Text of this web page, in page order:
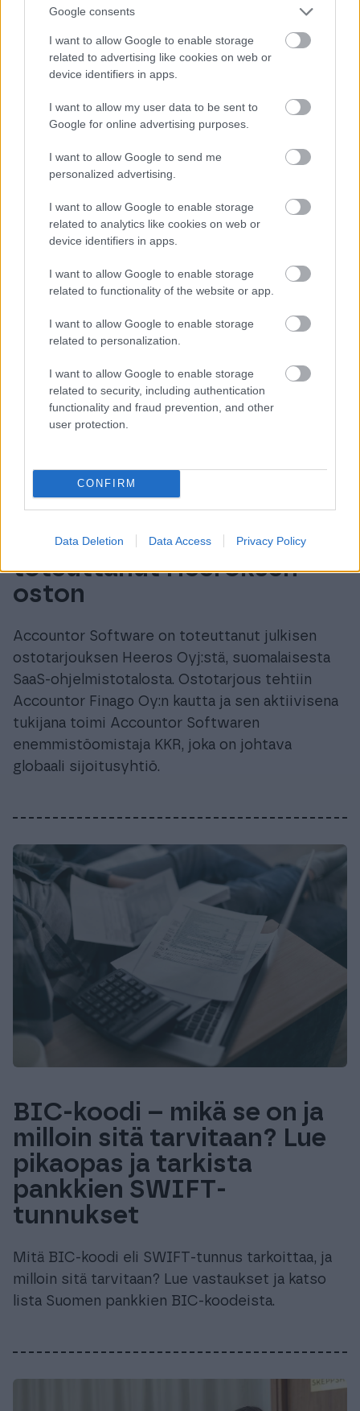
Google consents
I want to allow Google to enable storage
related to advertising like cookies on web or
device identifiers in apps.
I want to allow my user data to be sent to
Google for online advertising purposes.
I want to allow Google to send me
personalized advertising.
I want to allow Google to enable storage
related to analytics like cookies on web or
device identifiers in apps.
I want to allow Google to enable storage
related to functionality of the website or app.
I want to allow Google to enable storage
related to personalization.
I want to allow Google to enable storage
related to security, including authentication
functionality and fraud prevention, and other
user protection.
CONFIRM
Data Deletion Data Access Privacy Policy
tulevaisuutta – vuoden
2024
vastuullisuustuloksemme
Isolta tukee nykyisen ja tulevan
yritysvastuullisuuteen liittyvän lainsäädännön
noudattamista. Lue Isoltan vuoden 2024
Accountor Software on
toteuttanut Heeroksen
oston
Accountor Software on toteuttanut julkisen
ostotarjouksen Heeros Oyj:stä, suomalaisesta
SaaS-ohjelmistotalosta. Ostotarjous tehtiin
Accountor Finago Oy:n kautta ja sen aktiivisena
tukijana toimi Accountor Softwaren
enemmistöomistaja KKR, joka on johtava
globaali sijoitusyhtiö.
BIC-koodi – mikä se on ja
milloin sitä tarvitaan? Lue
pikaopas ja tarkista
pankkien SWIFT-
tunnukset
Mitä BIC-koodi eli SWIFT-tunnus tarkoittaa, ja
milloin sitä tarvitaan? Lue vastaukset ja katso
lista Suomen pankkien BIC-koodeista.